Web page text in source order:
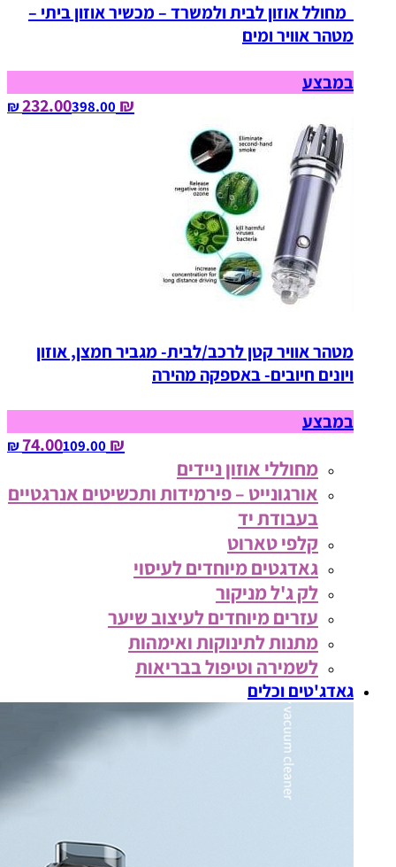
מחולל אוזון לבית ולמשרד – מכשיר אוזון ביתי –
מטהר אוויר ומים
במבצע
₪ 232.00
398.00‏ ₪
מטהר אוויר קטן לרכב/לבית- מגביר חמצן, אוזון
ויונים חיובים- באספקה מהירה
במבצע
₪ 74.00
109.00‏ ₪
מחוללי אוזון ניידים
אורגונייט – פירמידות ותכשיטים אנרגטיים
בעבודת יד
קלפי טארוט
גאדגטים מיוחדים לעיסוי
לק ג'ל מניקור
עזרים מיוחדים לעיצוב שיער
מתנות לתינוקות ואימהות
לשמירה וטיפול בבריאות
גאדג'טים וכלים